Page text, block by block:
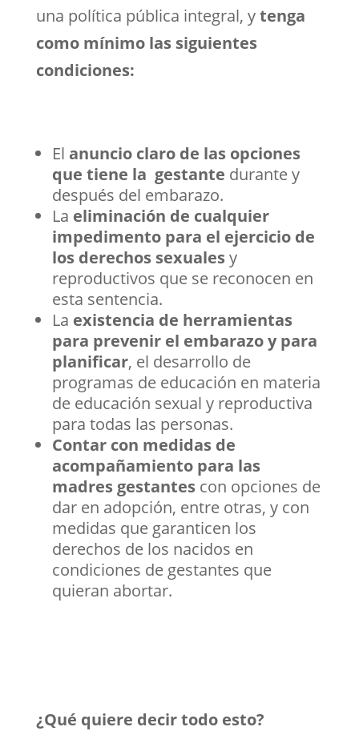
una política pública integral, ytenga
como mínimo las siguientes
condiciones:
El anuncio claro de las opciones
que tiene la gestante durante y
después del embarazo.
La eliminación de cualquier
impedimento para el ejercicio de
los derechos sexualesy
reproductivos que se reconocen en
esta sentencia.
La existencia de herramientas
para prevenir el embarazo y para
planificar, el desarrollo de
programas de educación en materia
de educación sexual y reproductiva
para todas las personas.
Contar con medidas de
acompañamiento para las
madres gestantescon opciones de
dar en adopción, entre otras, y con
medidas que garanticen los
derechos de los nacidos en
condiciones de gestantes que
quieran abortar.
¿Qué quiere decir todo esto?